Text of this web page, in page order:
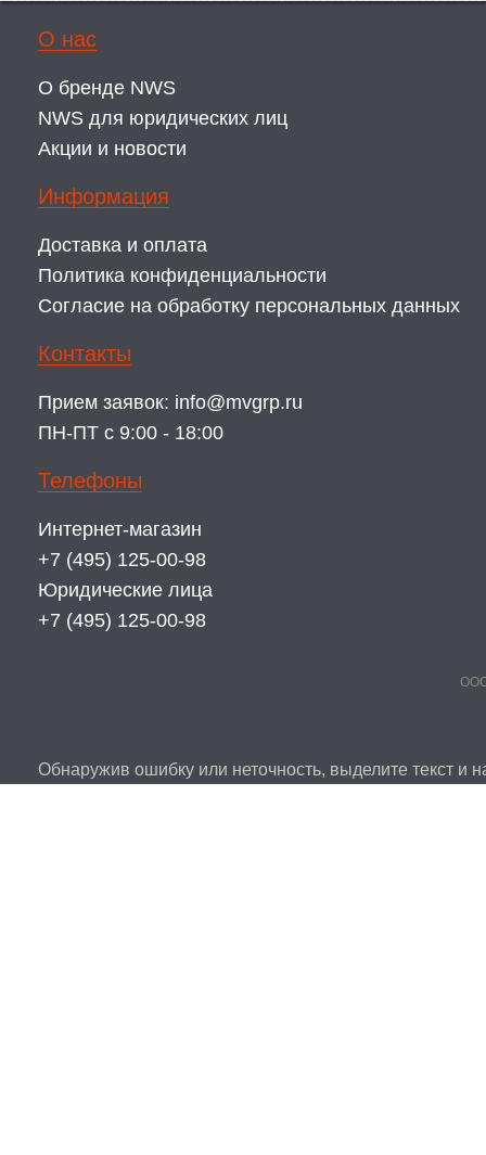
О нас
О бренде NWS
NWS для юридических лиц
Акции и новости
Информация
Доставка и оплата
Политика конфиденциальности
Согласие на обработку персональных данных
Контакты
Прием заявок: info@mvgrp.ru
ПН-ПТ с 9:00 - 18:00
Телефоны
Интернет-магазин
+7 (495) 125-00-98
Юридические лица
+7 (495) 125-00-98
ООО
Обнаружив ошибку или неточность, выделите текст и